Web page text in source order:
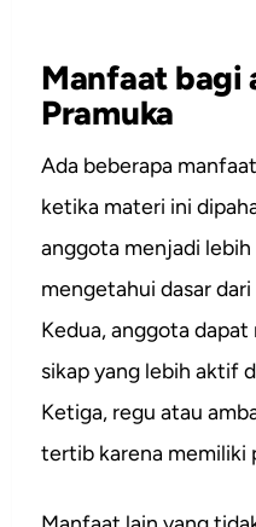
Manfaat bagi
Pramuka
Ada beberapa
ketika materi ini
anggota menjadi
mengetahui dasar
Kedua, anggota
sikap yang lebih aktif
Ketiga, regu atau
tertib karena memiliki